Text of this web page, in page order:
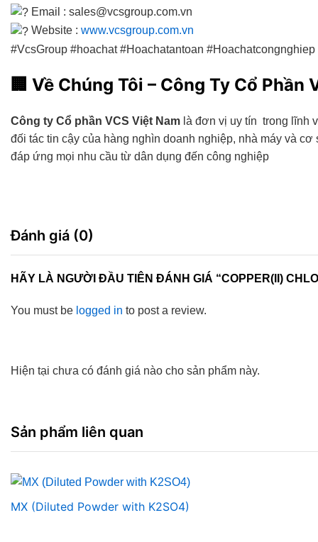
Email : sales@vcsgroup.com.vn
Website : www.vcsgroup.com.vn
#VcsGroup #hoachat #Hoachatantoan
🏢 Về Chúng Tôi – Công Ty Cổ Phần
Công ty Cổ phần VCS Việt Nam là đơn vị uy tín trong lĩnh
đối tác tin cậy của hàng nghìn doanh nghiệp, nhà máy và
đáp ứng mọi nhu cầu từ dân dụng đến công nghiệp
Đánh giá (0)
HÃY LÀ NGƯỜI ĐẦU TIÊN ĐÁNH GIÁ “COPPER(II)
You must be logged in to post a review.
Hiện tại chưa có đánh giá nào cho sản phẩm này.
Sản phẩm liên quan
MX (Diluted Powder with K2SO4)